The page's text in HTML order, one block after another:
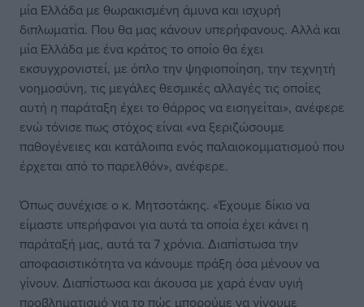
μία Ελλάδα με θωρακισμένη άμυνα και ισχυρή
διπλωματία. Που θα μας κάνουν υπερήφανους. Αλλά και
μία Ελλάδα με ένα κράτος το οποίο θα έχει
εκσυγχρονιστεί, με όπλο την ψηφιοποίηση, την τεχνητή
νοημοσύνη, τις μεγάλες θεσμικές αλλαγές τις οποίες
αυτή η παράταξη έχει το θάρρος να εισηγείται», ανέφερε
ενώ τόνισε πως στόχος είναι «να ξεριζώσουμε
παθογένειες και κατάλοιπα ενός παλαιοκομματισμού που
έρχεται από το παρελθόν», ανέφερε.
Όπως συνέχισε ο κ. Μητσοτάκης. «Έχουμε δίκιο να
είμαστε υπερήφανοι για αυτά τα οποία έχει κάνει η
παράταξή μας, αυτά τα 7 χρόνια. Διαπίστωσα την
αποφασιστικότητα να κάνουμε πράξη όσα μένουν να
γίνουν. Διαπίστωσα και άκουσα με χαρά έναν υγιή
προβληματισμό για το πώς μπορούμε να γίνουμε